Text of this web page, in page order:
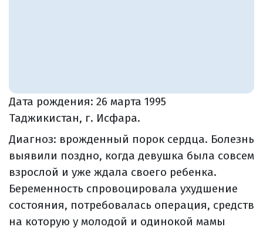
Дата рождения: 26 марта 1995
Таджикистан, г. Исфара.
Диагноз: врожденный порок сердца. Болезнь
выявили поздно, когда девушка была совсем
взрослой и уже ждала своего ребенка.
Беременность спровоцировала ухудшение
состояния, потребовалась операция, средств
на которую у молодой и одинокой мамы